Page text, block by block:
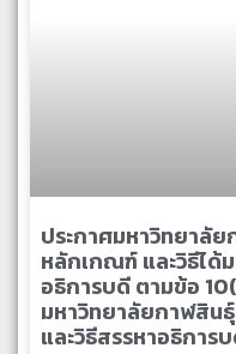
ประกาศมหาวิทยาลั
หลักเกณฑ์ และวิธีได้
อธิการบดี ตามข้อ
มหาวิทยาลัยกาฬสิ
และวิธีสรรหาอธิการ